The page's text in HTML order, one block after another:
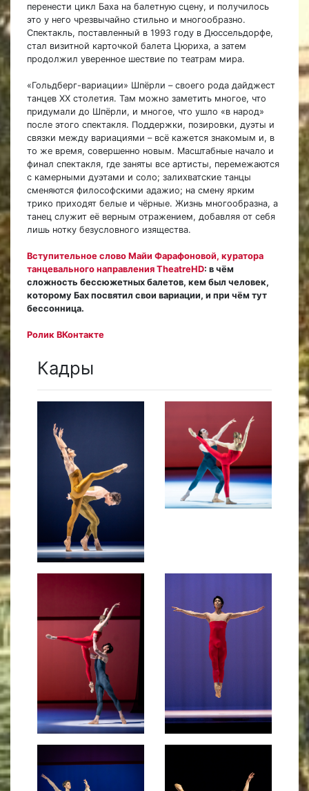
перенести цикл Баха на балетную сцену, и получилось
это у него чрезвычайно стильно и многообразно.
Спектакль, поставленный в 1993 году в Дюссельдорфе,
стал визитной карточкой балета Цюриха, а затем
продолжил уверенное шествие по театрам мира.
«Гольдберг-вариации» Шпёрли – своего рода дайджест
танцев XX столетия. Там можно заметить многое, что
придумали до Шпёрли, и многое, что ушло «в народ»
после этого спектакля. Поддержки, позировки, дуэты и
связки между вариациями – всё кажется знакомым и, в
то же время, совершенно новым. Масштабные начало и
финал спектакля, где заняты все артисты, перемежаются
с камерными дуэтами и соло; залихватские танцы
сменяются философскими адажио; на смену ярким
трико приходят белые и чёрные. Жизнь многообразна, а
танец служит её верным отражением, добавляя от себя
лишь нотку безусловного изящества.
Вступительное слово Майи Фарафоновой, куратора
танцевального направления TheatreHD: в чём
сложность бессюжетных балетов, кем был человек,
которому Бах посвятил свои вариации, и при чём тут
бессонница.
Ролик ВКонтакте
Кадры